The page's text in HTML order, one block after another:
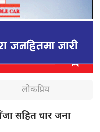
लोकप्रिय
सहित चार जना